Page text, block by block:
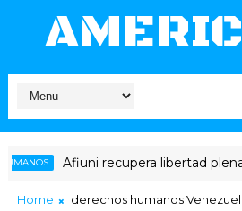
recupera libertad plena tras 16
Home derechos humanos